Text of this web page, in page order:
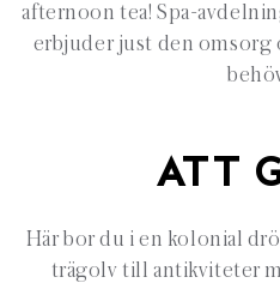
afternoon tea! Spa-
erbjuder just den omsorg
ATT
Här bor du i en kolonial
trägolv till antikviteter